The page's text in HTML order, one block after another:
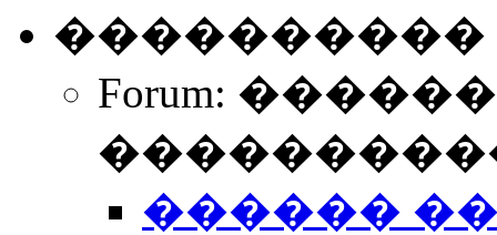
����������
Forum:
������